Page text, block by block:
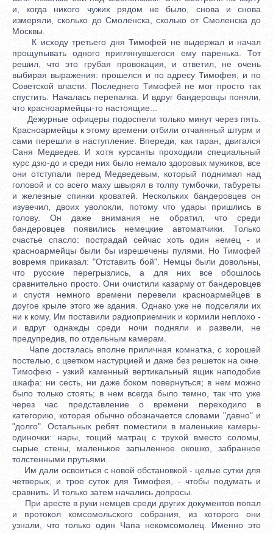
и, когда никого чужих рядом не было, снова и снова
измеряли, сколько до Смоленска, сколько от Смоленска до
Москвы.
К исходу третьего дня Тимофей не выдержал и начал
прощупывать одного приглянувшегося ему паренька. Тот
решил, что это грубая провокация, и ответил, не очень
выбирая выражения: прошелся и по адресу Тимофея, и по
Советской власти. Последнего Тимофей не мог просто так
спустить. Началась перепалка. И вдруг бандеровцы поняли,
что красноармейцы-то настоящие...
Дежурные офицеры подоспели только минут через пять.
Красноармейцы к этому времени отбили отчаянный штурм и
сами перешли в наступление. Впереди, как таран, двигался
Саня Медведев. И хотя курсанты проходили специальный
курс дзю-до и среди них было немало здоровых мужиков, все
они отступали перед Медведевым, который поднимал над
головой и со всего маху швырял в толпу тумбочки, табуреты
и железные спинки кроватей. Нескольких бандеровцев он
изувечил, двоих уволокли, потому что удары пришлись в
голову. Он даже внимания не обратил, что среди
бандеровцев появились немецкие автоматчики. Только
счастье спасло: пострадай сейчас хоть один немец - и
красноармейцы были бы изрешечены пулями. Но Тимофей
вовремя приказал: "Отставить бой". Немцы были довольны,
что русские перегрызлись, а для них все обошлось
сравнительно просто. Они очистили казарму от бандеровцев
и спустя немного времени перевели красноармейцев в
другое крыле этого же здания. Однако уже не подселяли их
ни к кому. Им поставили радиоприемник и кормили неплохо -
и вдруг однажды среди ночи подняли и развели, не
предупредив, по отдельным камерам.
Чапе досталась вполне приличная комнатка, с хорошей
постелью, с цветком настурцией и даже без решеток на окне.
Тимофею - узкий каменный вертикальный ящик наподобие
шкафа: ни сесть, ни даже боком повернуться; в нем можно
было только стоять; в нем всегда было темно, так что уже
через час представление о времени переходило в
категорию, которая обычно обозначается словами "давно" и
"долго". Остальных ребят поместили в маленькие камеры-
одиночки: нары, тощий матрац с трухой вместо соломы,
сырые стены, маленькое запыленное окошко, забранное
толстенными прутьями.
Им дали освоиться с новой обстановкой - целые сутки для
четверых, и трое суток для Тимофея, - чтобы подумать и
сравнить. И только затем начались допросы.
При аресте в руки немцев среди других документов попал
и протокол комсомольского собрания, из которого они
узнали, что только один Чапа некомсомолец. Именно это